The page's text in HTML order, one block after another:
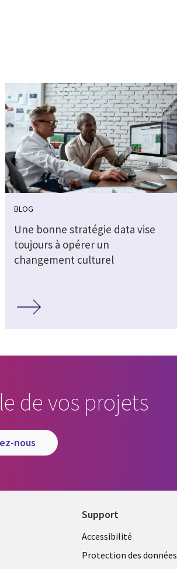
BLOG
Une bonne stratégie data vise
toujours à opérer un
changement culturel
de vos projets
nous
Support
Legal
FRANCE
Accessibilité
Protection des données